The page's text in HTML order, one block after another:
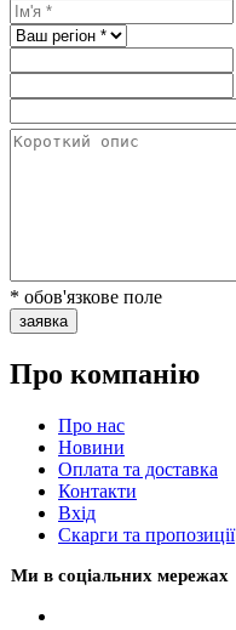
* обов'язкове поле
заявка
Про компанію
Про нас
Новини
Оплата та доставка
Контакти
Вхiд
Скарги та пропозиції
Ми в соціальних мережах